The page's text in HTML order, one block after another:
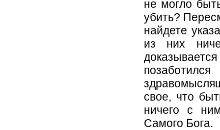
не могло
убить?
найдете
из них
свое, что
ничего с
Самого Бога.